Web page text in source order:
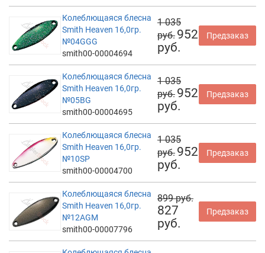
Колеблющаяся блесна
Smith Heaven 16,0гр.
№04GGG
smith00-00004694
1 035
руб. 952
руб.
Предзаказ
Колеблющаяся блесна
Smith Heaven 16,0гр.
№05BG
smith00-00004695
1 035
руб. 952
руб.
Предзаказ
Колеблющаяся блесна
Smith Heaven 16,0гр.
№10SP
smith00-00004700
1 035
руб. 952
руб.
Предзаказ
Колеблющаяся блесна
Smith Heaven 16,0гр.
№12AGM
smith00-00007796
899 руб.
827
руб.
Предзаказ